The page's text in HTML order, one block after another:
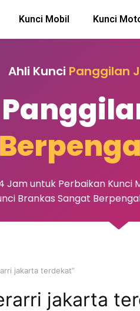
Kunci Mobil Kunci
Ahli Kunci Panggilan
Jam untuk Perbaikan
Brankas Sangat
jakarta terdekat”
jakarta